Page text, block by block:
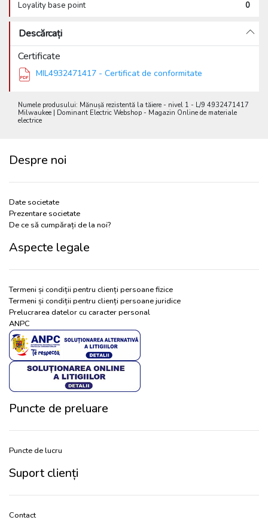
Loyality base point
0
Descărcați
Certificate
MIL4932471417 - Certificat de conformitate
Numele produsului: Mănușă rezistentă la tăiere - nivel 1 - L/9 4932471417
Milwaukee | Dominant Electric Webshop - Magazin Online de materiale
electrice
Despre noi
Date societate
Prezentare societate
De ce să cumpărați de la noi?
Aspecte legale
Termeni și condiții pentru clienți persoane fizice
Termeni și condiții pentru clienți persoane juridice
Prelucrarea datelor cu caracter personal
ANPC
Puncte de preluare
Puncte de lucru
Suport clienți
Contact